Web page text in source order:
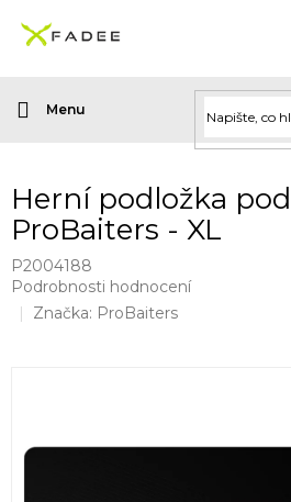
obsah
Herní podložka
ProBaiters - XL
P2004188
Průměrné
hodnocení
Podrobnosti hodnocení
Značka: ProBaiters